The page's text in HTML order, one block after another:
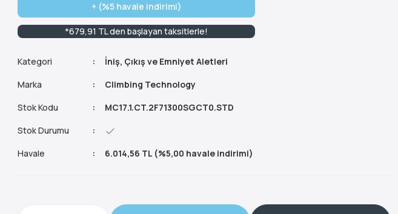
+ (%5 havale indirimi)
*679,91 TL den başlayan taksitlerle!
Kategori
İniş, Çıkış ve Emniyet Aletleri
Marka
Climbing Technology
Stok Kodu
MC17.1.CT.2F71300SGCT0.STD
Stok Durumu
Havale
6.014,56 TL (%5,00 havale indirimi)